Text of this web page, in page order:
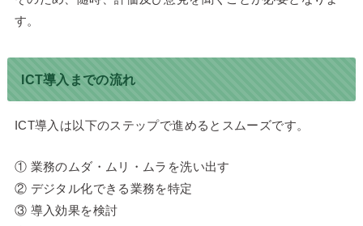
す。
ICT導入までの流れ
ICT導入は以下のステップで進めるとスムーズです。
① 業務のムダ・ムリ・ムラを洗い出す
② デジタル化できる業務を特定
③ 導入効果を検討